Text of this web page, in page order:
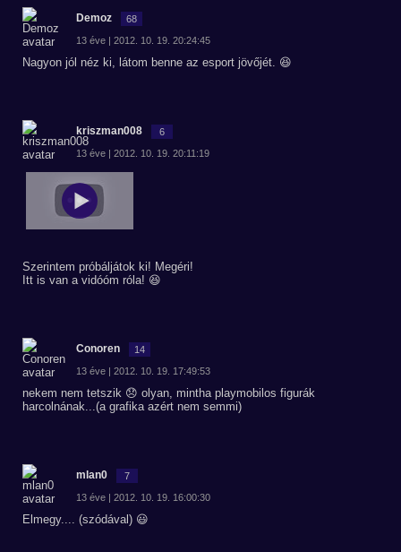
Demoz 68
13 éve | 2012. 10. 19. 20:24:45
Nagyon jól néz ki, látom benne az esport jövőjét. 😆
kriszman008 6
13 éve | 2012. 10. 19. 20:11:19
Szerintem próbáljátok ki! Megéri!
Itt is van a vidóóm róla! 😆
Conoren 14
13 éve | 2012. 10. 19. 17:49:53
nekem nem tetszik 😞 olyan, mintha playmobilos figurák
harcolnának...(a grafika azért nem semmi)
mlan0 7
13 éve | 2012. 10. 19. 16:00:30
Elmegy.... (szódával) 😃